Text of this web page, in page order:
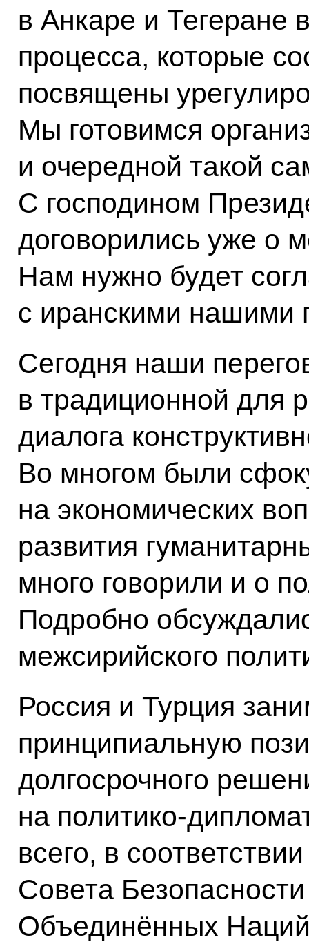
в Анкаре и Тегеране
процесса, которые
посвящены
Мы готовимся
и очередной такой
С господином
договорились уже о
Нам нужно будет
с иранскими нашими
Сегодня наши
в традиционной для
диалога
Во многом были
на экономических
развития
много говорили и о
Подробно
межсирийского
Россия и Турция
принципиальную
долгосрочного
на политико-
всего, в
Совета
Объединённых